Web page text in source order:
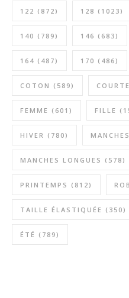
122 (872) 128 (1023)
140 (789) 146 (683)
164 (487) 170 (486)
COTON (589) COURTE
FEMME (601) FILLE
HIVER (780)
MANCHES LONGUES (578)
PRINTEMPS (812)
TAILLE ÉLASTIQUÉE (350)
ÉTÉ (789)